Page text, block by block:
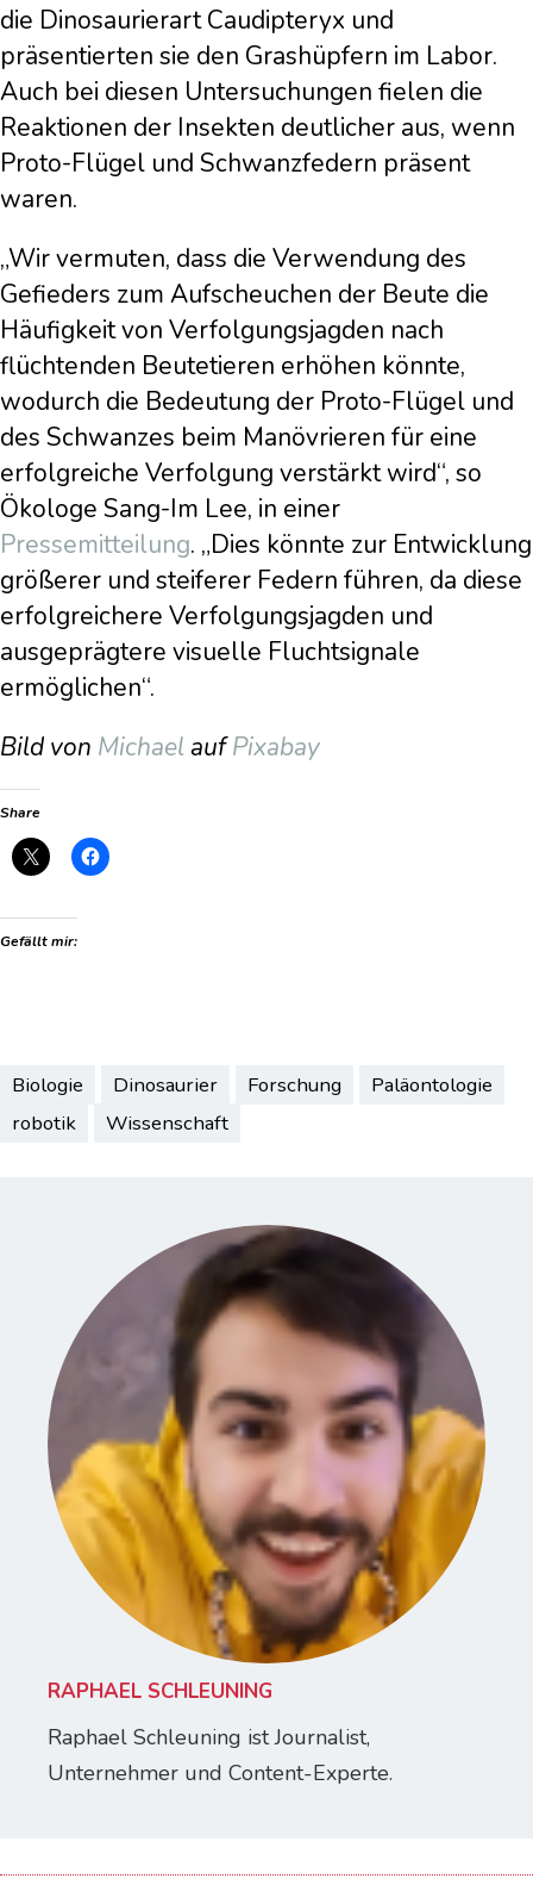
die Dinosaurierart Caudipteryx und
präsentierten sie den Grashüpfern im Labor.
Auch bei diesen Untersuchungen fielen die
Reaktionen der Insekten deutlicher aus, wenn
Proto-Flügel und Schwanzfedern präsent
waren.
„Wir vermuten, dass die Verwendung des
Gefieders zum Aufscheuchen der Beute die
Häufigkeit von Verfolgungsjagden nach
flüchtenden Beutetieren erhöhen könnte,
wodurch die Bedeutung der Proto-Flügel und
des Schwanzes beim Manövrieren für eine
erfolgreiche Verfolgung verstärkt wird“, so
Ökologe Sang-Im Lee, in einer
Pressemitteilung. „Dies könnte zur Entwicklung
größerer und steiferer Federn führen, da diese
erfolgreichere Verfolgungsjagden und
ausgeprägtere visuelle Fluchtsignale
ermöglichen“.
Bild von Michael aufPixabay
Share
Gefällt mir:
Biologie Dinosaurier Forschung
Paläontologie
robotik
Wissenschaft
RAPHAEL SCHLEUNING
Raphael Schleuning ist Journalist,
Unternehmer und Content-Experte.